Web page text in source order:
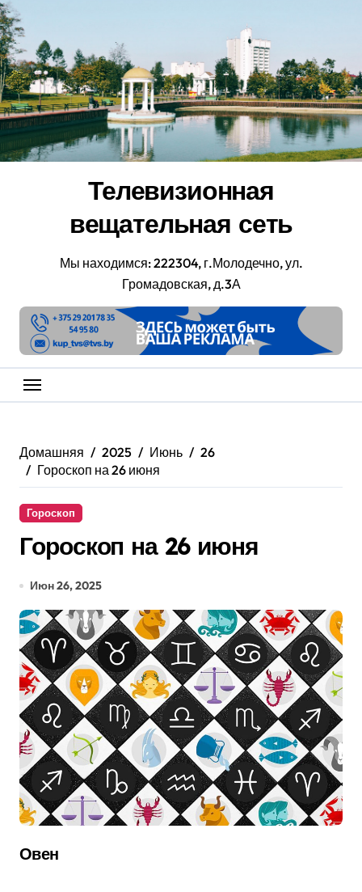
Перейти
к
содержанию
Телевизионная
вещательная сеть
Мы находимся: 222304, г.Молодечно, ул.
Громадовская, д.3А
Домашняя 2025 Июнь
26
Гороскоп на 26 июня
Гороскоп
Гороскоп на 26 июня
Июн 26, 2025
Овен